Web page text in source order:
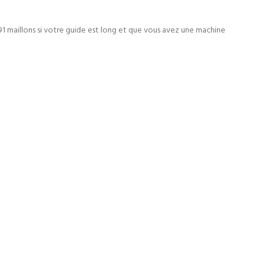
maillons si votre guide est long et que vous avez une machine